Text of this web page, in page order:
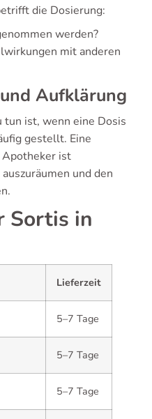
die Dosierung:
werden?
mit anderen
Aufklärung
tun ist, wenn eine Dosis
gestellt. Eine
ist
und den
Sortis in
Lieferzeit
5–7 Tage
5–7 Tage
5–7 Tage